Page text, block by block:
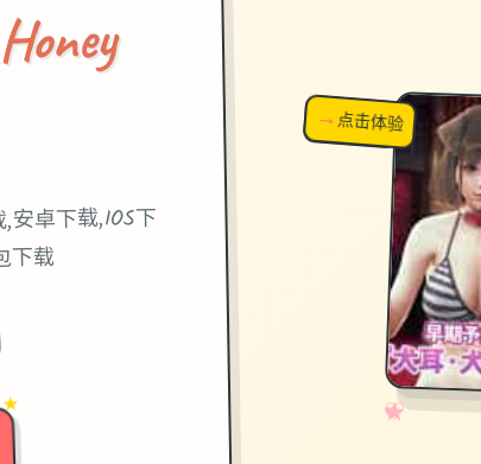
卓下载,IOS下
下载
✧
♡
★
♥
↗超棒！
→点击体验